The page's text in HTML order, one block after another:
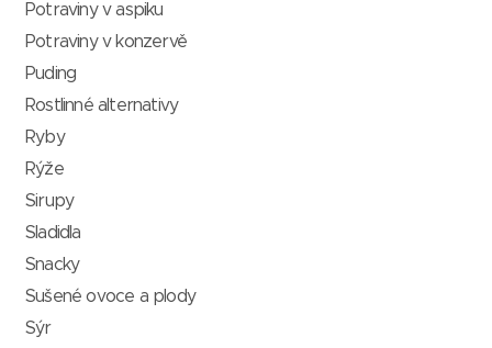
Potraviny v aspiku
Potraviny v konzervě
Puding
Rostlinné alternativy
Ryby
Rýže
Sirupy
Sladidla
Snacky
Sušené ovoce a plody
Sýr